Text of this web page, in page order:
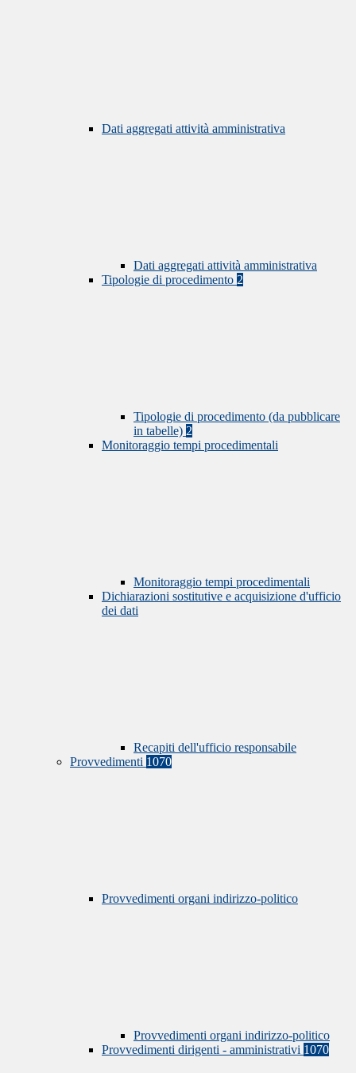
Dati aggregati attività amministrativa
Dati aggregati attività amministrativa
Tipologie di procedimento 2
Tipologie di procedimento (da pubblicare
in tabelle) 2
Monitoraggio tempi procedimentali
Monitoraggio tempi procedimentali
Dichiarazioni sostitutive e acquisizione d'ufficio
dei dati
Recapiti dell'ufficio responsabile
Provvedimenti 1070
Provvedimenti organi indirizzo-politico
Provvedimenti organi indirizzo-politico
Provvedimenti dirigenti - amministrativi 1070